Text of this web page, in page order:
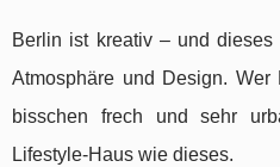
Berlin ist kreativ – und
Atmosphäre und Design.
bisschen frech und sehr
Lifestyle-Haus wie dieses.